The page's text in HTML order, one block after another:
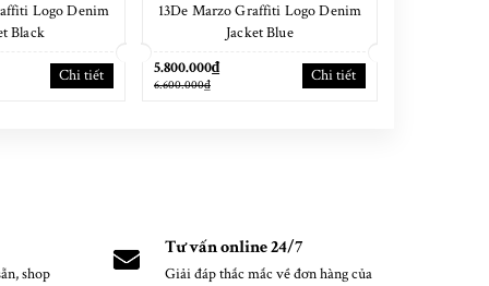
Logo Denim
Black
Chi tiết
13De Marzo Graffiti Logo Denim
Jacket Blue
5.800.000₫
6.600.000₫ Chi tiết
shop
Tư vấn online 24/7
Giải đáp thắc mắc về đơn hàng của